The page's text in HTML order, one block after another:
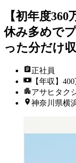
【初年度
休み多めで
った分だけ
正社員
【年収】
アサヒタク
神奈川県横